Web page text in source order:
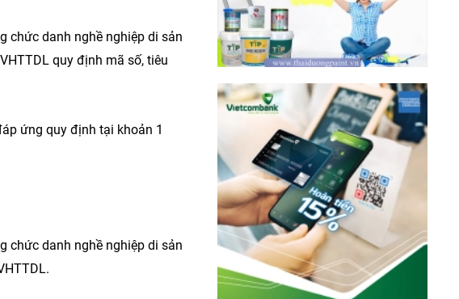
chức danh nghề nghiệp di sản
quy định mã số, tiêu
ứng quy định tại khoản 1
chức danh nghề nghiệp di sản